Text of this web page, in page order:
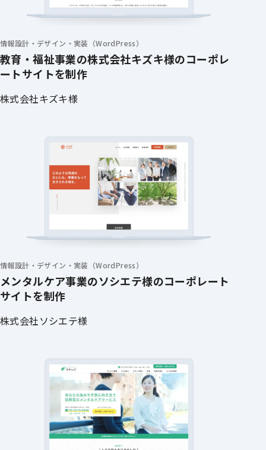
情報設計・デザイン・実装（WordPress）
教育・福祉事業の株式会社キズキ様のコーポレ
ートサイトを制作
株式会社キズキ様
情報設計・デザイン・実装（WordPress）
メンタルケア事業のソシエテ様のコーポレート
サイトを制作
株式会社ソシエテ様